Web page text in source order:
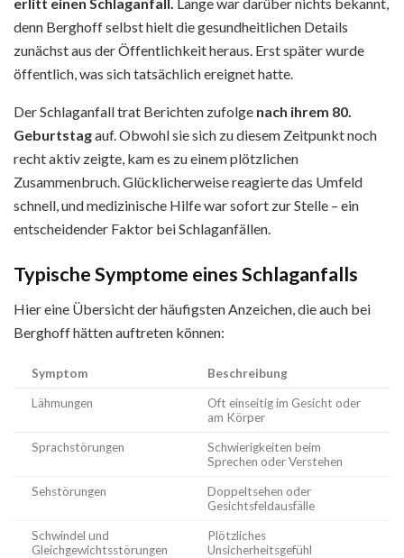
denn Berghoff selbst hielt die gesundheitlichen Details
zunächst aus der Öffentlichkeit heraus. Erst später wurde
öffentlich, was sich tatsächlich ereignet hatte.
Der Schlaganfall trat Berichten zufolge nach ihrem 80.
Geburtstagauf. Obwohl sie sich zu diesem Zeitpunkt noch
recht aktiv zeigte, kam es zu einem plötzlichen
Zusammenbruch. Glücklicherweise reagierte das Umfeld
schnell, und medizinische Hilfe war sofort zur Stelle – ein
entscheidender Faktor bei Schlaganfällen.
Typische Symptome eines Schlaganfalls
Hier eine Übersicht der häufigsten Anzeichen, die auch bei
Berghoff hätten auftreten können:
Symptom Beschreibung
Lähmungen
Oft einseitig im Gesicht oder
am Körper
Sprachstörungen
Schwierigkeiten beim
Sprechen oder Verstehen
Sehstörungen
Doppeltsehen oder
Gesichtsfeldausfälle
Schwindel und
Gleichgewichtsstörungen
Plötzliches
Unsicherheitsgefühl